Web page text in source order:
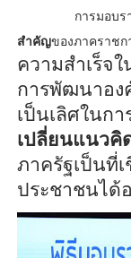
การมอบ
สำคัญของภาคราชก
ความสำเร็จ
การพัฒนาอง
เป็นเลิศในก
เปลี่ยนแนวคิ
ภาครัฐเป็นที่
ประชาชนได้